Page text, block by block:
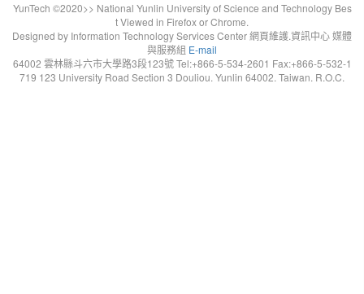
YunTech ©2020>> National Yunlin University of Science and Technology Bes
t Viewed in Firefox or Chrome.
Designed by Information Technology Services Center 網頁維護.資訊中心 媒體
與服務組 E-mail
64002 雲林縣斗六市大學路3段123號 Tel:+866-5-534-2601 Fax:+866-5-532-1
719 123 University Road Section 3 Douliou. Yunlin 64002. Taiwan. R.O.C.